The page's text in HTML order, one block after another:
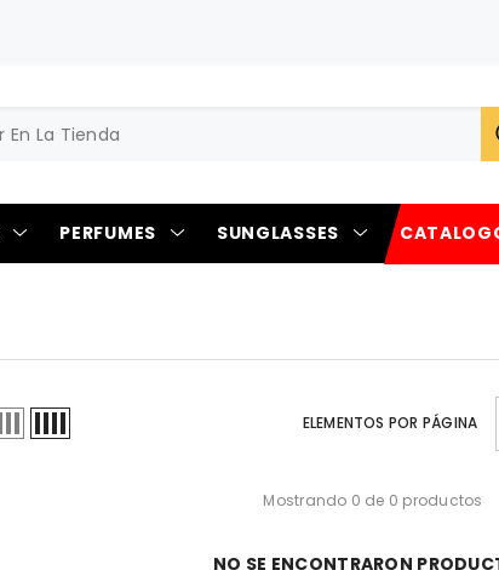
PERFUMES SUNGLASSES
ELEMENTOS POR PÁGINA
Mostrando 0 de 0 productos
NO SE ENCONTRARON